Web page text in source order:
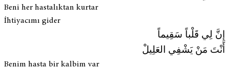
Beni her hastalıktan kurtar
İhtiyacımı gider
إِنَّ لِي قَلْباً سَقِيماً
أَنْتَ مَنْ يَشْفِي العَلِيلْ
Benim hasta bir kalbim var